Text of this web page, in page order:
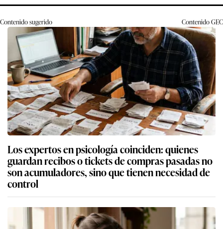
Contenido sugerido ContenidoGEC
Los expertos en psicología coinciden: quienes
guardan recibos o tickets de compras pasadas no
son acumuladores, sino que tienen necesidad de
control